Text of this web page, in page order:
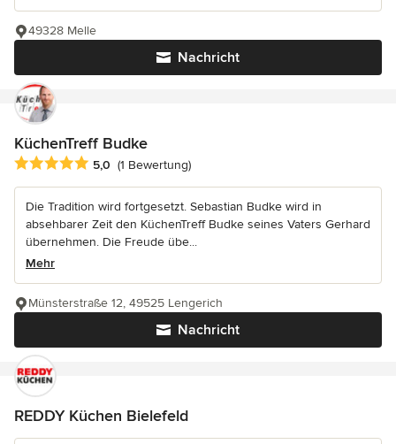
Nachricht
49328 Melle
KüchenTreff Budke
Durchschnittliche Bewertung: 5 von 5 Sternen
5,0 (1 Bewertung)
Die Tradition wird fortgesetzt. Sebastian Budke wird in
absehbarer Zeit den KüchenTreff Budke seines Vaters Gerhard
übernehmen. Die Freude übe...
Mehr
Nachricht
Münsterstraße 12, 49525 Lengerich
REDDY Küchen Bielefeld